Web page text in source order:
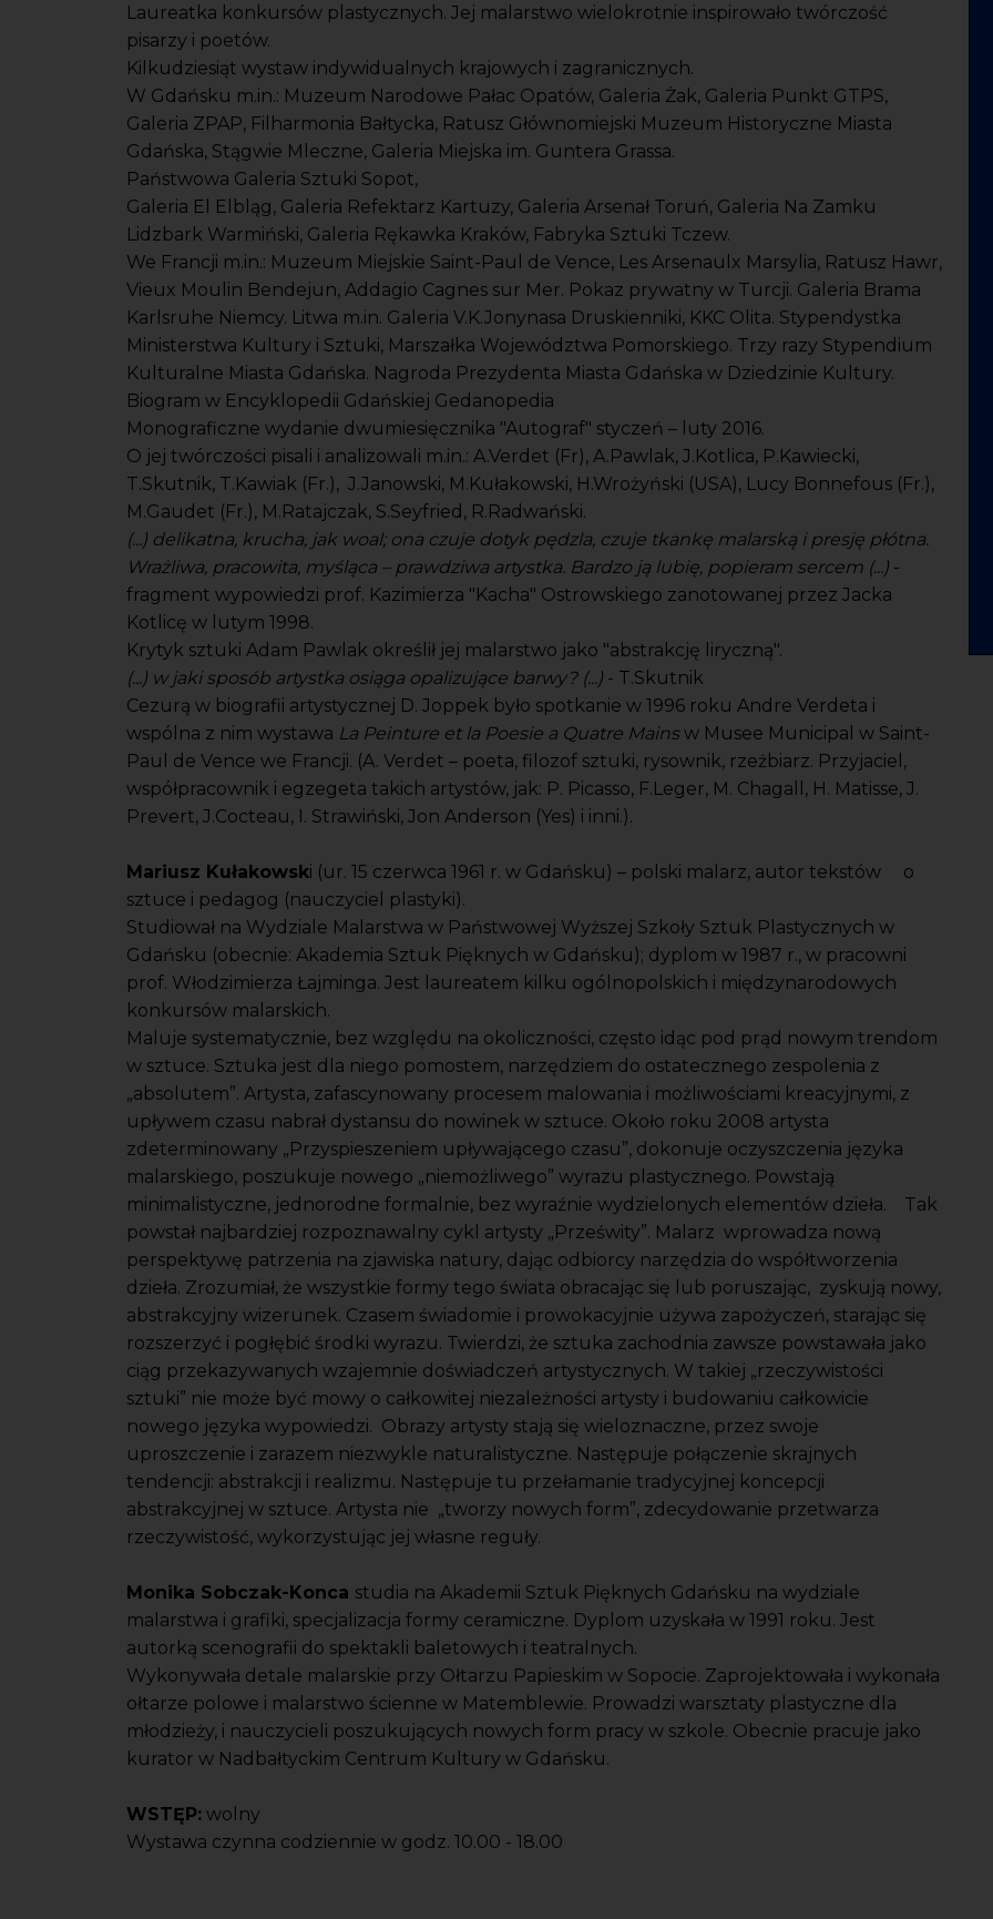
Laureatka konkursów plastycznych. Jej malarstwo wielokrotnie inspirowało twórczość
pisarzy i poetów.
Kilkudziesiąt wystaw indywidualnych krajowych i zagranicznych.
W Gdańsku m.in.: Muzeum Narodowe Pałac Opatów, Galeria Żak, Galeria Punkt GTPS,
Galeria ZPAP, Filharmonia Bałtycka, Ratusz Głównomiejski Muzeum Historyczne Miasta
Gdańska, Stągwie Mleczne, Galeria Miejska im. Guntera Grassa.
Państwowa Galeria Sztuki Sopot,
Galeria El Elbląg, Galeria Refektarz Kartuzy, Galeria Arsenał Toruń, Galeria Na Zamku
Lidzbark Warmiński, Galeria Rękawka Kraków, Fabryka Sztuki Tczew.
We Francji m.in.: Muzeum Miejskie Saint-Paul de Vence, Les Arsenaulx Marsylia, Ratusz Hawr,
Vieux Moulin Bendejun, Addagio Cagnes sur Mer. Pokaz prywatny w Turcji. Galeria Brama
Karlsruhe Niemcy. Litwa m.in. Galeria V.K.Jonynasa Druskienniki, KKC Olita. Stypendystka
Ministerstwa Kultury i Sztuki, Marszałka Województwa Pomorskiego. Trzy razy Stypendium
Kulturalne Miasta Gdańska. Nagroda Prezydenta Miasta Gdańska w Dziedzinie Kultury.
Biogram w Encyklopedii Gdańskiej Gedanopedia
Monograficzne wydanie dwumiesięcznika "Autograf" styczeń – luty 2016.
O jej twórczości pisali i analizowali m.in.: A.Verdet (Fr), A.Pawlak, J.Kotlica, P.Kawiecki,
T.Skutnik, T.Kawiak (Fr.), J.Janowski, M.Kułakowski, H.Wrożyński (USA), Lucy Bonnefous (Fr.),
M.Gaudet (Fr.), M.Ratajczak, S.Seyfried, R.Radwański.
(...) delikatna, krucha, jak woal; ona czuje dotyk pędzla, czuje tkankę malarską i presję płótna.
Wrażliwa, pracowita, myśląca – prawdziwa artystka. Bardzo ją lubię, popieram sercem (...) -
fragment wypowiedzi prof. Kazimierza "Kacha" Ostrowskiego zanotowanej przez Jacka
Kotlicę w lutym 1998.
Krytyk sztuki Adam Pawlak określił jej malarstwo jako "abstrakcję liryczną".
(...) w jaki sposób artystka osiąga opalizujące barwy? (...) - T.Skutnik
Cezurą w biografii artystycznej D. Joppek było spotkanie w 1996 roku Andre Verdeta i
wspólna z nim wystawa La Peinture et la Poesie a Quatre Mainsw Musee Municipal w Saint-
Paul de Vence we Francji. (A. Verdet – poeta, filozof sztuki, rysownik, rzeżbiarz. Przyjaciel,
współpracownik i egzegeta takich artystów, jak: P. Picasso, F.Leger, M. Chagall, H. Matisse, J.
Prevert, J.Cocteau, I. Strawiński, Jon Anderson (Yes) i inni.).
Mariusz Kułakowski (ur. 15 czerwca 1961 r. w Gdańsku) – polski malarz, autor tekstów o
sztuce i pedagog (nauczyciel plastyki).
Studiował na Wydziale Malarstwa w Państwowej Wyższej Szkoły Sztuk Plastycznych w
Gdańsku (obecnie: Akademia Sztuk Pięknych w Gdańsku); dyplom w 1987 r., w pracowni
prof. Włodzimierza Łajminga. Jest laureatem kilku ogólnopolskich i międzynarodowych
konkursów malarskich.
Maluje systematycznie, bez względu na okoliczności, często idąc pod prąd nowym trendom
w sztuce. Sztuka jest dla niego pomostem, narzędziem do ostatecznego zespolenia z
„absolutem”. Artysta, zafascynowany procesem malowania i możliwościami kreacyjnymi, z
upływem czasu nabrał dystansu do nowinek w sztuce. Około roku 2008 artysta
zdeterminowany „Przyspieszeniem upływającego czasu”, dokonuje oczyszczenia języka
malarskiego, poszukuje nowego „niemożliwego” wyrazu plastycznego. Powstają
minimalistyczne, jednorodne formalnie, bez wyraźnie wydzielonych elementów dzieła. Tak
powstał najbardziej rozpoznawalny cykl artysty „Prześwity”. Malarz wprowadza nową
perspektywę patrzenia na zjawiska natury, dając odbiorcy narzędzia do współtworzenia
dzieła. Zrozumiał, że wszystkie formy tego świata obracając się lub poruszając, zyskują nowy,
abstrakcyjny wizerunek. Czasem świadomie i prowokacyjnie używa zapożyczeń, starając się
rozszerzyć i pogłębić środki wyrazu. Twierdzi, że sztuka zachodnia zawsze powstawała jako
ciąg przekazywanych wzajemnie doświadczeń artystycznych. W takiej „rzeczywistości
sztuki” nie może być mowy o całkowitej niezależności artysty i budowaniu całkowicie
nowego języka wypowiedzi. Obrazy artysty stają się wieloznaczne, przez swoje
uproszczenie i zarazem niezwykle naturalistyczne. Następuje połączenie skrajnych
tendencji: abstrakcji i realizmu. Następuje tu przełamanie tradycyjnej koncepcji
abstrakcyjnej w sztuce. Artysta nie „tworzy nowych form”, zdecydowanie przetwarza
rzeczywistość, wykorzystując jej własne reguły.
Monika Sobczak-Konca studia na Akademii Sztuk Pięknych Gdańsku na wydziale
malarstwa i grafiki, specjalizacja formy ceramiczne. Dyplom uzyskała w 1991 roku. Jest
autorką scenografii do spektakli baletowych i teatralnych.
Wykonywała detale malarskie przy Ołtarzu Papieskim w Sopocie. Zaprojektowała i wykonała
ołtarze polowe i malarstwo ścienne w Matemblewie. Prowadzi warsztaty plastyczne dla
młodzieży, i nauczycieli poszukujących nowych form pracy w szkole. Obecnie pracuje jako
kurator w Nadbałtyckim Centrum Kultury w Gdańsku.
WSTĘP: wolny
Wystawa czynna codziennie w godz. 10.00 - 18.00